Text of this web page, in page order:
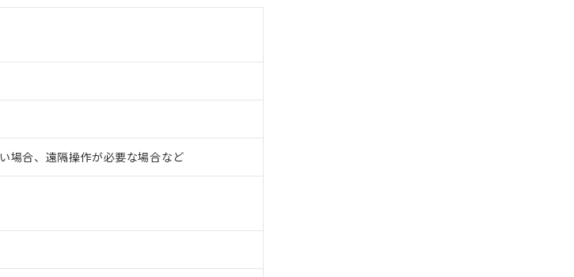
場合、遠隔操作が必要な場合など
に対応した製品が提供可能な商品です。
対応した製品に切り替える予定のある商品です。